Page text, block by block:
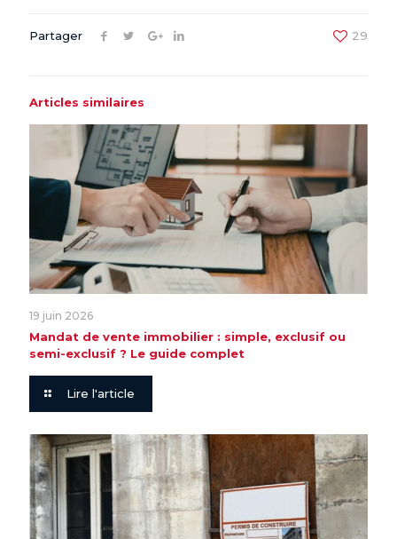
Partager 29
Articles similaires
19 juin 2026
Mandat de vente immobilier : simple, exclusif ou
semi-exclusif ? Le guide complet
Lire l'article